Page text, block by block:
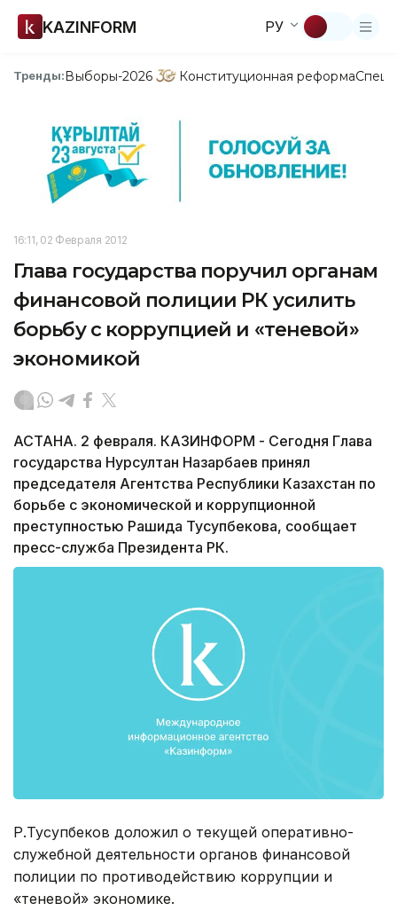
KAZINFORM РУ
Тренды:Выборы-2026 Конституционная реформа
16:11, 02 Февраля 2012
Глава государства поручил органам
финансовой полиции РК усилить
борьбу с коррупцией и «теневой»
экономикой
АСТАНА. 2 февраля. КАЗИНФОРМ - Сегодня Глава
государства Нурсултан Назарбаев принял
председателя Агентства Республики Казахстан по
борьбе с экономической и коррупционной
преступностью Рашида Тусупбекова, сообщает
пресс-служба Президента РК.
Р.Тусупбеков доложил о текущей оперативно-
служебной деятельности органов финансовой
полиции по противодействию коррупции и
«теневой» экономике.